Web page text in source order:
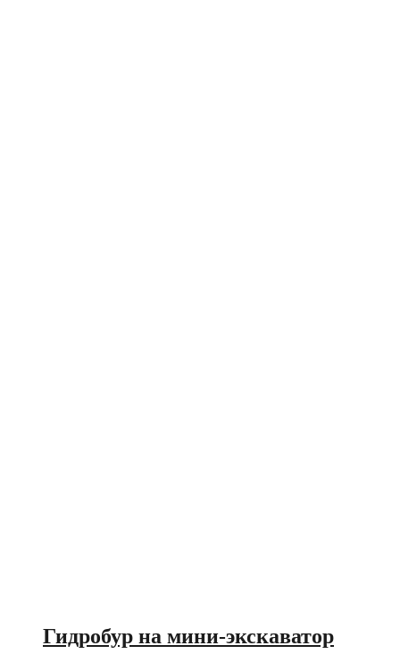
Гидробур на мини-экскаватор